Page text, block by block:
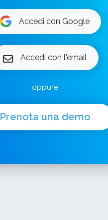
Accedi con Google
Accedi con l'email
oppure
Prenota una demo